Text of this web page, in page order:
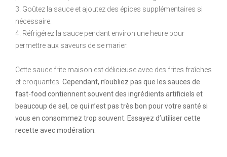
3. Goûtez la sauce et ajoutez des épices supplémentaires si
nécessaire.
4. Réfrigérez la sauce pendant environ une heure pour
permettre aux saveurs de se marier.
Cette sauce frite maison est délicieuse avec des frites fraîches
et croquantes. Cependant, n’oubliez pas que les sauces de
fast-food contiennent souvent des ingrédients artificiels et
beaucoup de sel, ce qui n’est pas très bon pour votre santé si
vous en consommez trop souvent. Essayez d’utiliser cette
recette avec modération.